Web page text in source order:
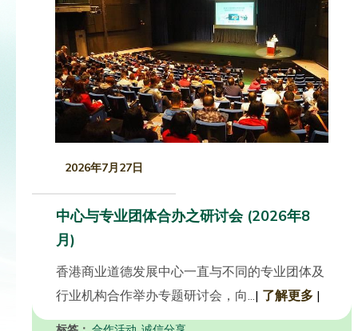
2026年7月27日
中心与专业团体合办之研讨会 (2026年8
月)
香港商业道德发展中心一直与不同的专业团体及
行业机构合作举办专题研讨会，向...| 了解更多 |